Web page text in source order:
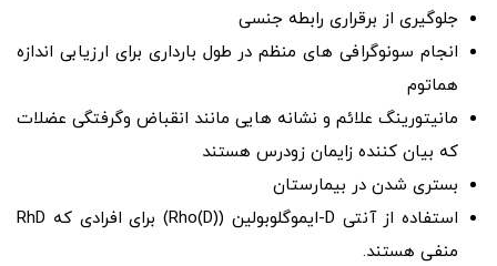
جلوگیری از برقراری رابطه جنسی
انجام سونوگرافی های منظم در طول بارداری برای ارزیابی اندازه
هماتوم
مانیتورینگ علائم و نشانه هایی مانند انقباض وگرفتگی عضلات
که بیان کننده زایمان زودرس هستند
بستری شدن در بیمارستان
استفاده از آنتی D-ایموگلوبولین (Rho(D)) برای افرادی که RhD
منفی هستند.